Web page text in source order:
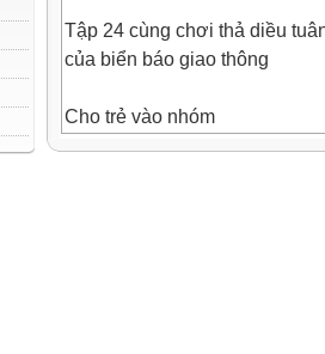
Tập 24 cùng chơi thả diều
của biển báo giao thông
Cho trẻ vào nhóm